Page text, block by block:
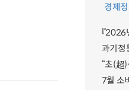
경제
『2026
7월 소